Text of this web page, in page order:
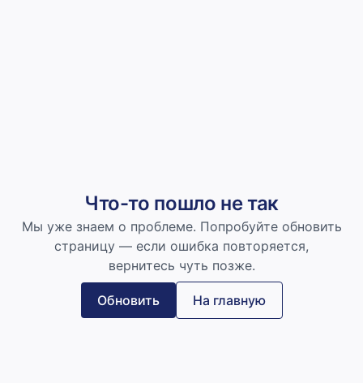
Что-то пошло не так
Мы уже знаем о проблеме. Попробуйте обновить
страницу — если ошибка повторяется,
вернитесь чуть позже.
Обновить На главную